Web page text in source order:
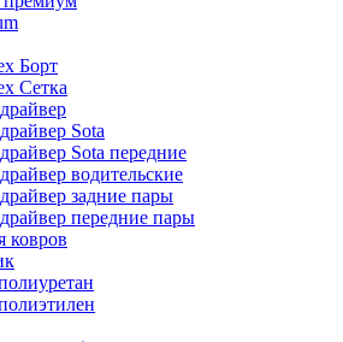
Борт
Сетка
Sota
Sota передние
водительские
задние пары
передние пары
ковров